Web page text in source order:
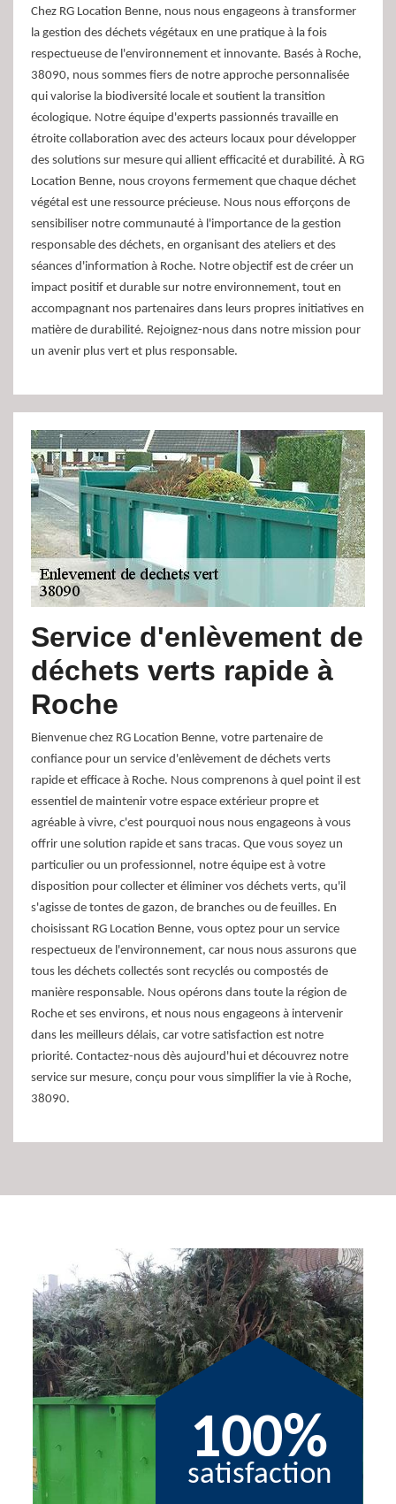
Chez RG Location Benne, nous nous engageons à transformer
la gestion des déchets végétaux en une pratique à la fois
respectueuse de l'environnement et innovante. Basés à Roche,
38090, nous sommes fiers de notre approche personnalisée
qui valorise la biodiversité locale et soutient la transition
écologique. Notre équipe d'experts passionnés travaille en
étroite collaboration avec des acteurs locaux pour développer
des solutions sur mesure qui allient efficacité et durabilité. À RG
Location Benne, nous croyons fermement que chaque déchet
végétal est une ressource précieuse. Nous nous efforçons de
sensibiliser notre communauté à l'importance de la gestion
responsable des déchets, en organisant des ateliers et des
séances d'information à Roche. Notre objectif est de créer un
impact positif et durable sur notre environnement, tout en
accompagnant nos partenaires dans leurs propres initiatives en
matière de durabilité. Rejoignez-nous dans notre mission pour
un avenir plus vert et plus responsable.
Service d'enlèvement de
déchets verts rapide à
Roche
Bienvenue chez RG Location Benne, votre partenaire de
confiance pour un service d'enlèvement de déchets verts
rapide et efficace à Roche. Nous comprenons à quel point il est
essentiel de maintenir votre espace extérieur propre et
agréable à vivre, c'est pourquoi nous nous engageons à vous
offrir une solution rapide et sans tracas. Que vous soyez un
particulier ou un professionnel, notre équipe est à votre
disposition pour collecter et éliminer vos déchets verts, qu'il
s'agisse de tontes de gazon, de branches ou de feuilles. En
choisissant RG Location Benne, vous optez pour un service
respectueux de l'environnement, car nous nous assurons que
tous les déchets collectés sont recyclés ou compostés de
manière responsable. Nous opérons dans toute la région de
Roche et ses environs, et nous nous engageons à intervenir
dans les meilleurs délais, car votre satisfaction est notre
priorité. Contactez-nous dès aujourd'hui et découvrez notre
service sur mesure, conçu pour vous simplifier la vie à Roche,
38090.
100%
satisfaction